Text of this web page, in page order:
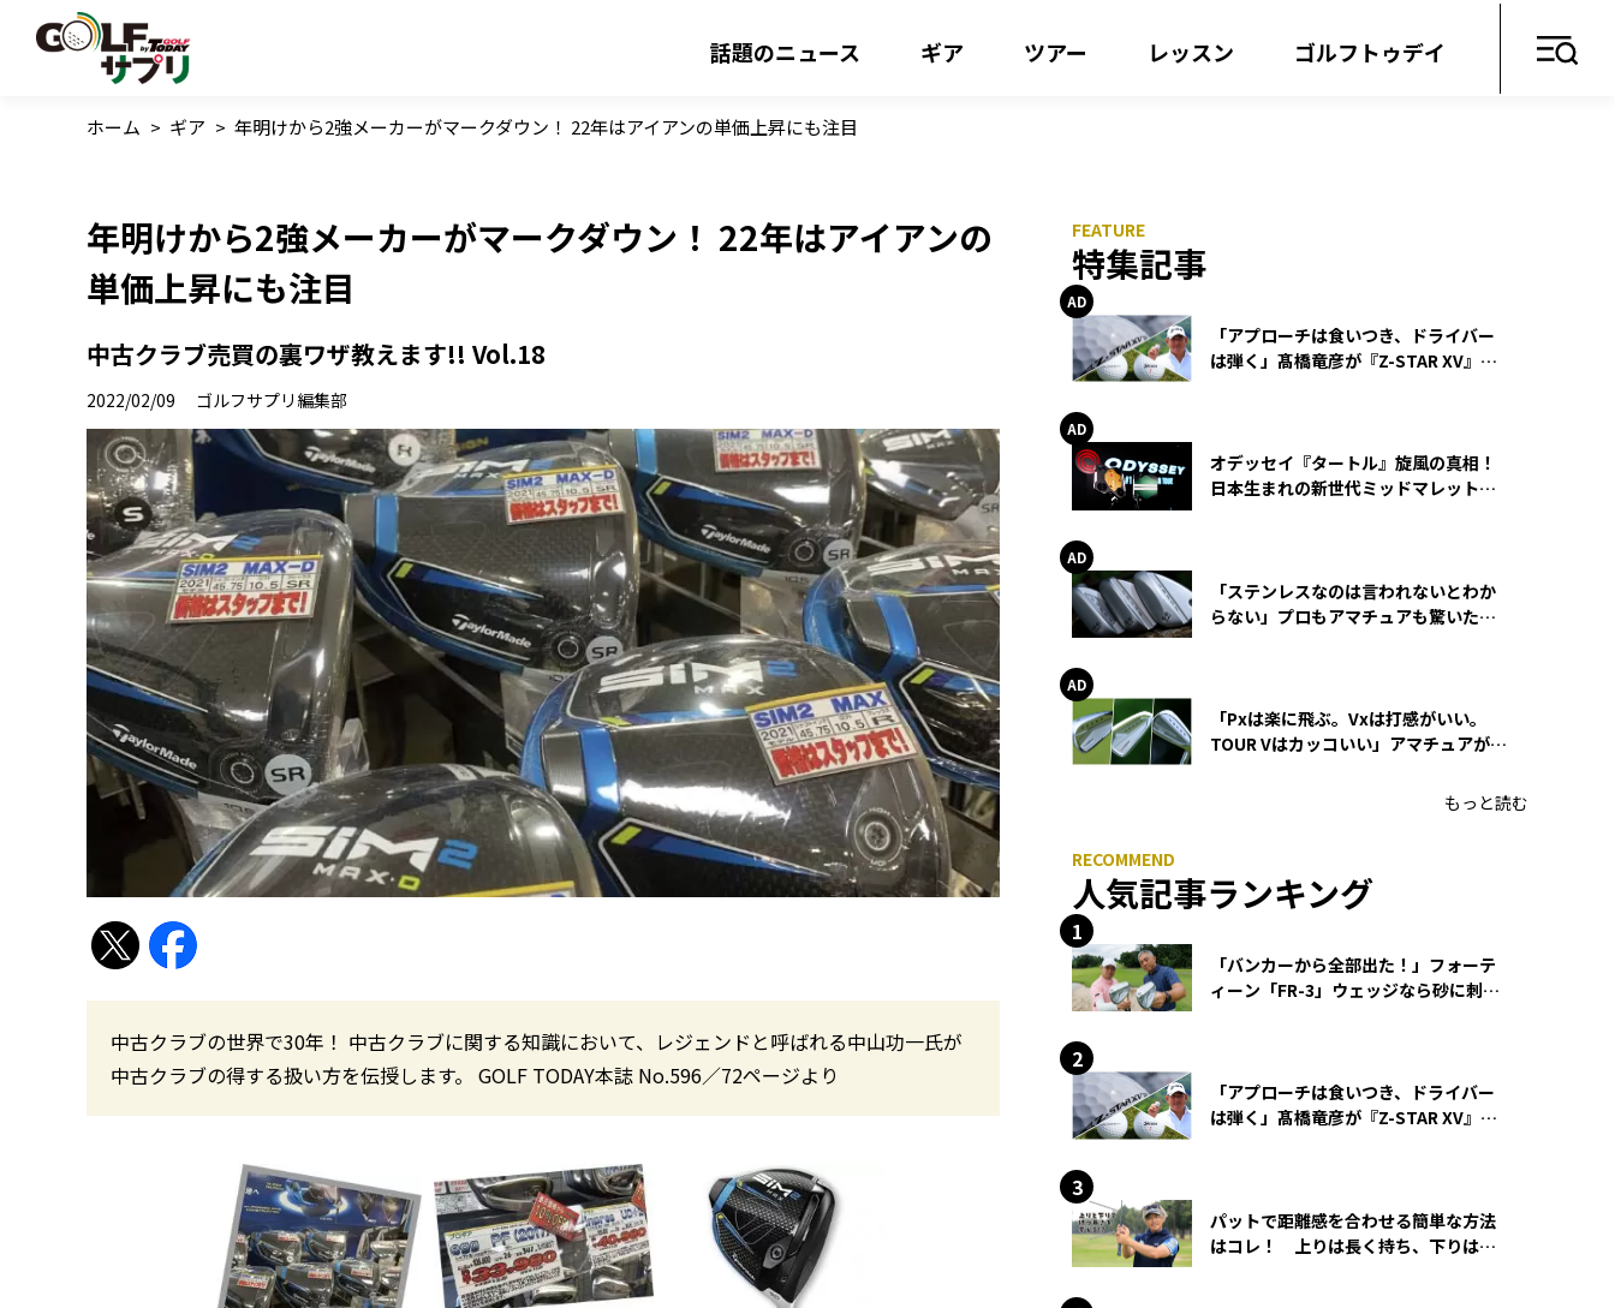
話題のニュース ギア ツアー レッスン ゴルフトゥデイ
ホーム > ギア > 年明けから2強メーカーがマークダウン！ 22年はアイアンの単価上昇にも注目
年明けから2強メーカーがマークダウン！ 22年はアイアンの
単価上昇にも注目
中古クラブ売買の裏ワザ教えます!! Vol.18
2022/02/09 ゴルフサプリ編集部
中古クラブの世界で30年！ 中古クラブに関する知識において、レジェンドと呼ばれる中山功一氏が
中古クラブの得する扱い方を伝授します。 GOLF TODAY本誌 No.596／72ページより
特集記事
「アプローチは食いつき、ドライバー
は弾く」髙橋竜彦が『Z-STAR XV』を
オデッセイ『タートル』旋風の真相！
日本生まれの新世代ミッドマレットが
「ステンレスなのは言われないとわか
らない」プロもアマチュアも驚いた
「Pxは楽に飛ぶ。Vxは打感がいい。
TOUR Vはカッコいい」アマチュアが選
もっと読む
人気記事ランキング
「バンカーから全部出た！」フォーテ
ィーン「FR-3」ウェッジなら砂に刺さ
「アプローチは食いつき、ドライバー
は弾く」髙橋竜彦が『Z-STAR XV』を
パットで距離感を合わせる簡単な方法
はコレ！ 上りは長く持ち、下りは短